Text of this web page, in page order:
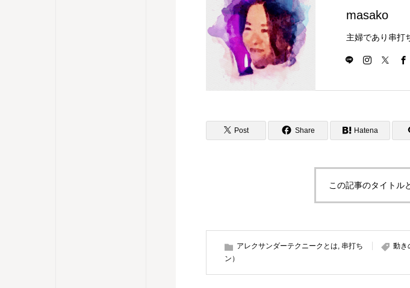
masako
Post Share Hatena
この記事のタイトル
アレクサンダーテクニークとは, 串打ち
動き
ン）